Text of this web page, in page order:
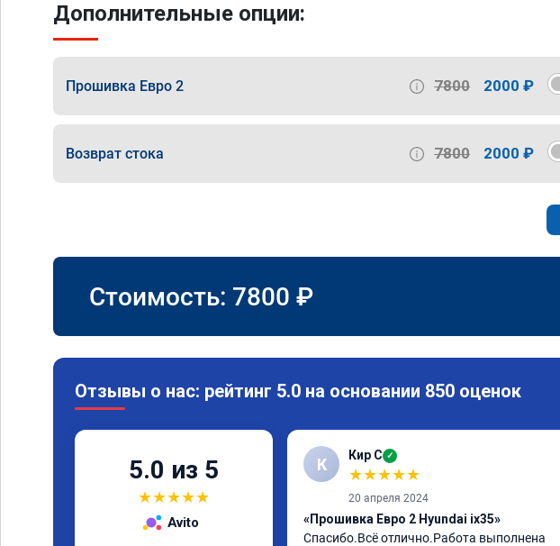
Дополнительные опции:
Прошивка Евро 2 7800 2000 ₽
Возврат стока 7800 2000 ₽
Стоимость: 7800 ₽
Отзывы о нас: рейтинг 5.0 на основании 850 оценок
5.0 из 5
★★★★★
Avito
К Кир С ✓
★★★★★
20 апреля 2024
«Прошивка Евро 2 Hyundai ix35»
Спасибо.Всё отлично.Работа выполнена